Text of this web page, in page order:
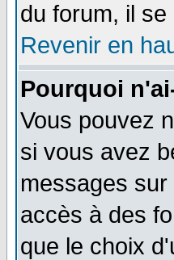
du forum, il
Revenir en
Pourquoi
Vous pouvez
si vous avez
messages
accès à des
que le choix